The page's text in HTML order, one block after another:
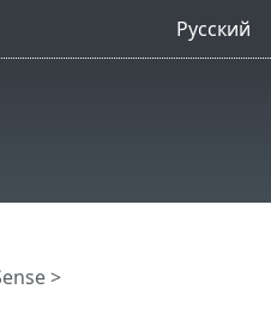
Русский
>